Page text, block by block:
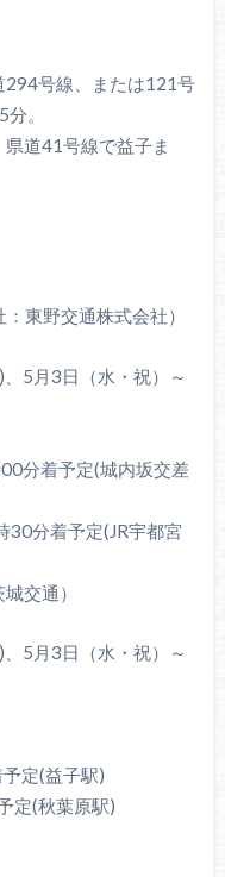
号線、または121号
。
道41号線で益子ま
東野交通株式会社）
5月3日（水・祝）～
分着予定(城内坂交差
分着予定(JR宇都宮
交通）
5月3日（水・祝）～
定(益子駅)
定(秋葉原駅)